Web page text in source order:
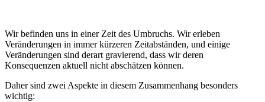
Wir befinden uns in einer Zeit des Umbruchs. Wir erleben
Veränderungen in immer kürzeren Zeitabständen, und einige
Veränderungen sind derart gravierend, dass wir deren
Konsequenzen aktuell nicht abschätzen können.
Daher sind zwei Aspekte in diesem Zusammenhang besonders
wichtig: